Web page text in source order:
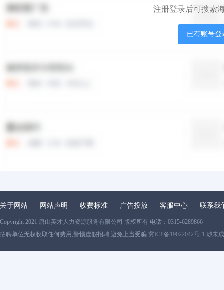
注册登录后可搜索
已有账号登
关于网站 网站声明 收费标准 广告投放 客服中心 联系我
Copyright 2021 唐山英才人力资源服务有限公司 版权所有 电话：0315-6289866
招聘单位无权收取任何费用,警惕虚假招聘,避免上当受骗 冀ICP备19022042号-1 涉未